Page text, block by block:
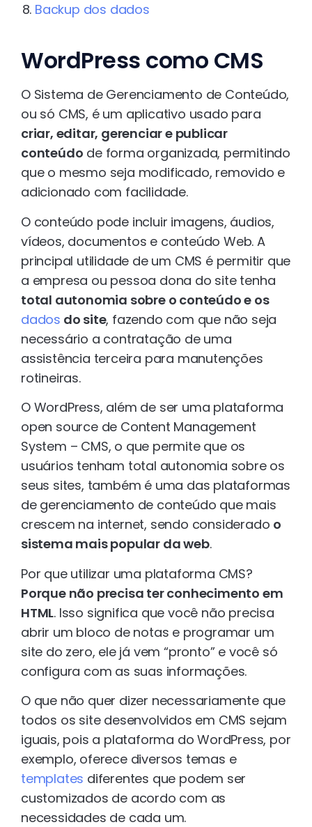
Backup dos dados
WordPress como CMS
O Sistema de Gerenciamento de Conteúdo,
ou só CMS, é um aplicativo usado para
criar, editar, gerenciar e publicar
conteúdo de forma organizada, permitindo
que o mesmo seja modificado, removido e
adicionado com facilidade.
O conteúdo pode incluir imagens, áudios,
vídeos, documentos e conteúdo Web. A
principal utilidade de um CMS é permitir que
a empresa ou pessoa dona do site tenha
total autonomia sobre o conteúdo e os
dados do site, fazendo com que não seja
necessário a contratação de uma
assistência terceira para manutenções
rotineiras.
O WordPress, além de ser uma plataforma
open source de Content Management
System – CMS, o que permite que os
usuários tenham total autonomia sobre os
seus sites, também é uma das plataformas
de gerenciamento de conteúdo que mais
crescem na internet, sendo considerado o
sistema mais popular da web.
Por que utilizar uma plataforma CMS?
Porque não precisa ter conhecimento em
HTML. Isso significa que você não precisa
abrir um bloco de notas e programar um
site do zero, ele já vem “pronto” e você só
configura com as suas informações.
O que não quer dizer necessariamente que
todos os site desenvolvidos em CMS sejam
iguais, pois a plataforma do WordPress, por
exemplo, oferece diversos temas e
templates diferentes que podem ser
customizados de acordo com as
necessidades de cada um.